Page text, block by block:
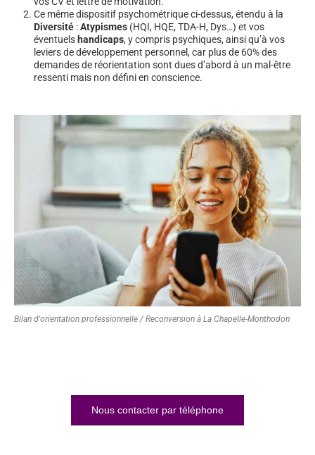
Ce même dispositif psychométrique ci-dessus, étendu à la
Diversité :Atypismes (HQI, HQE, TDA-H, Dys…) et vos
éventuels handicaps, y compris psychiques, ainsi qu’à vos
leviers de développement personnel, car plus de 60% des
demandes de réorientation sont dues d’abord à un mal-être
ressenti mais non défini en conscience.
Bilan d'orientation professionnelle / Reconversion à La Chapelle-Monthodon
Nous contacter par téléphone